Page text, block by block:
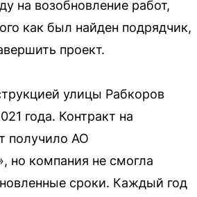
на возобновление работ,
как был найден подрядчик,
проект.
улицы Рабкоров
года. Контракт на
получило АО
но компания не смогла
сроки. Каждый год